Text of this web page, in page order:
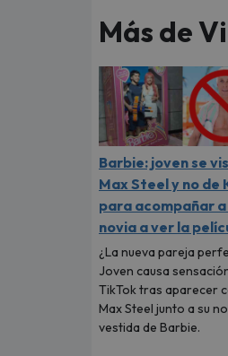
Más de
Barbie: joven se
Max Steel y no de
para acompañar a
novia a ver la
¿La nueva pareja
Joven causa
TikTok tras aparecer
Max Steel junto a su
vestida de Barbie.